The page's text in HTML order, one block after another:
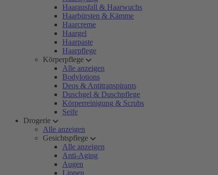
Haarausfall & Haarwuchs
Haarbürsten & Kämme
Haarcreme
Haargel
Haarpaste
Haarpflege
Körperpflege
Alle anzeigen
Bodylotions
Deos & Antitranspirants
Duschgel & Duschpflege
Körperreinigung & Scrubs
Seife
Drogerie
Alle anzeigen
Gesichtspflege
Alle anzeigen
Anti-Aging
Augen
Lippen